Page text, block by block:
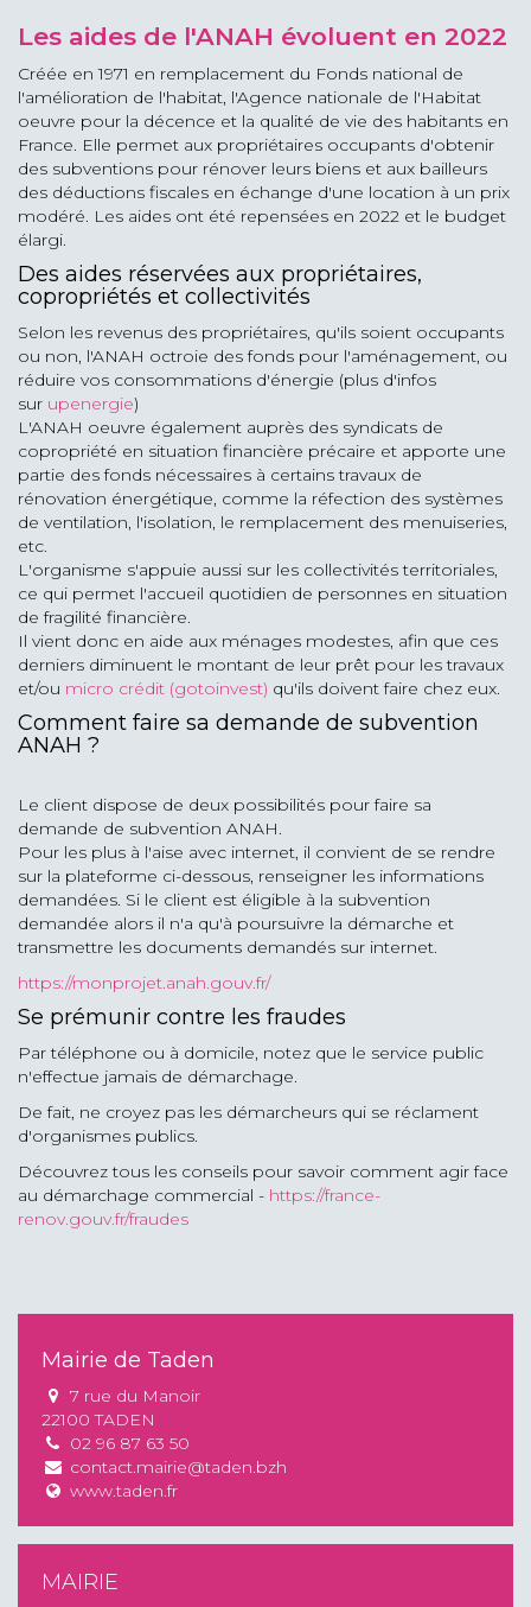
Les aides de l'ANAH évoluent en 2022
Créée en 1971 en remplacement du Fonds national de
l'amélioration de l'habitat, l'Agence nationale de l'Habitat
oeuvre pour la décence et la qualité de vie des habitants en
France. Elle permet aux propriétaires occupants d'obtenir
des subventions pour rénover leurs biens et aux bailleurs
des déductions fiscales en échange d'une location à un prix
modéré. Les aides ont été repensées en 2022 et le budget
élargi.
Des aides réservées aux propriétaires,
copropriétés et collectivités
Selon les revenus des propriétaires, qu'ils soient occupants
ou non, l'ANAH octroie des fonds pour l'aménagement, ou
réduire vos consommations d'énergie (plus d'infos
sur upenergie)
L'ANAH oeuvre également auprès des syndicats de
copropriété en situation financière précaire et apporte une
partie des fonds nécessaires à certains travaux de
rénovation énergétique, comme la réfection des systèmes
de ventilation, l'isolation, le remplacement des menuiseries,
etc.
L'organisme s'appuie aussi sur les collectivités territoriales,
ce qui permet l'accueil quotidien de personnes en situation
de fragilité financière.
Il vient donc en aide aux ménages modestes, afin que ces
derniers diminuent le montant de leur prêt pour les travaux
et/ou micro crédit (gotoinvest) qu'ils doivent faire chez eux.
Comment faire sa demande de subvention
ANAH ?
Le client dispose de deux possibilités pour faire sa
demande de subvention ANAH.
Pour les plus à l'aise avec internet, il convient de se rendre
sur la plateforme ci-dessous, renseigner les informations
demandées. Si le client est éligible à la subvention
demandée alors il n'a qu'à poursuivre la démarche et
transmettre les documents demandés sur internet.
https://monprojet.anah.gouv.fr/
Se prémunir contre les fraudes
Par téléphone ou à domicile, notez que le service public
n'effectue jamais de démarchage.
De fait, ne croyez pas les démarcheurs qui se réclament
d'organismes publics.
Découvrez tous les conseils pour savoir comment agir face
au démarchage commercial - https://france-
renov.gouv.fr/fraudes
Mairie de Taden
7 rue du Manoir
22100 TADEN
02 96 87 63 50
contact.mairie@taden.bzh
www.taden.fr
MAIRIE